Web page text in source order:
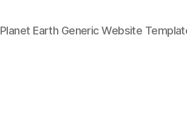
Planet Earth Generic Website